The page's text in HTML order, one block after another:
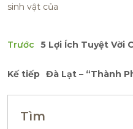
sinh vật của
Trước 5 Lợi Ích Tuyệt Vời
Kế tiếp Đà Lạt – “Thành
Tìm